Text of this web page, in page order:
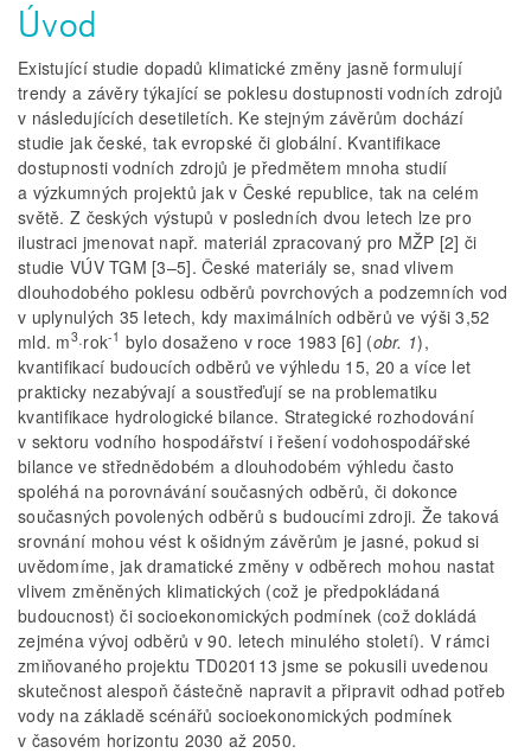
Úvod
Existující studie dopadů klimatické změny jasně formulují
trendy a závěry týkající se poklesu dostupnosti vodních zdrojů
v následujících desetiletích. Ke stejným závěrům dochází
studie jak české, tak evropské či globální. Kvantifikace
dostupnosti vodních zdrojů je předmětem mnoha studií
a výzkumných projektů jak v České republice, tak na celém
světě. Z českých výstupů v posledních dvou letech lze pro
ilustraci jmenovat např. materiál zpracovaný pro MŽP [2] či
studie VÚV TGM [3–5]. České materiály se, snad vlivem
dlouhodobého poklesu odběrů povrchových a podzemních vod
v uplynulých 35 letech, kdy maximálních odběrů ve výši 3,52
mld. m3·rok-1 bylo dosaženo v roce 1983 [6] (obr. 1),
kvantifikací budoucích odběrů ve výhledu 15, 20 a více let
prakticky nezabývají a soustřeďují se na problematiku
kvantifikace hydrologické bilance. Strategické rozhodování
v sektoru vodního hospodářství i řešení vodohospodářské
bilance ve střednědobém a dlouhodobém výhledu často
spoléhá na porovnávání současných odběrů, či dokonce
současných povolených odběrů s budoucími zdroji. Že taková
srovnání mohou vést k ošidným závěrům je jasné, pokud si
uvědomíme, jak dramatické změny v odběrech mohou nastat
vlivem změněných klimatických (což je předpokládaná
budoucnost) či socioekonomických podmínek (což dokládá
zejména vývoj odběrů v 90. letech minulého století). V rámci
zmiňovaného projektu TD020113 jsme se pokusili uvedenou
skutečnost alespoň částečně napravit a připravit odhad potřeb
vody na základě scénářů socioekonomických podmínek
v časovém horizontu 2030 až 2050.